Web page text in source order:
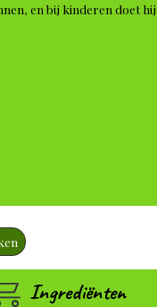
en bij kinderen doet
Ingrediënten